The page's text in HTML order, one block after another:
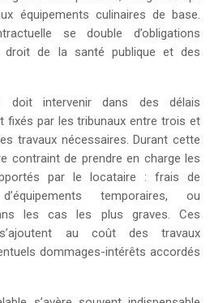
équipements culinaires de base.
se double d’obligations
droit de la santé publique et des
intervenir dans des délais
fixés par les tribunaux entre trois et
travaux nécessaires. Durant cette
contraint de prendre en charge les
par le locataire : frais de
temporaires, ou
les cas les plus graves. Ces
au coût des travaux
dommages-intérêts accordés